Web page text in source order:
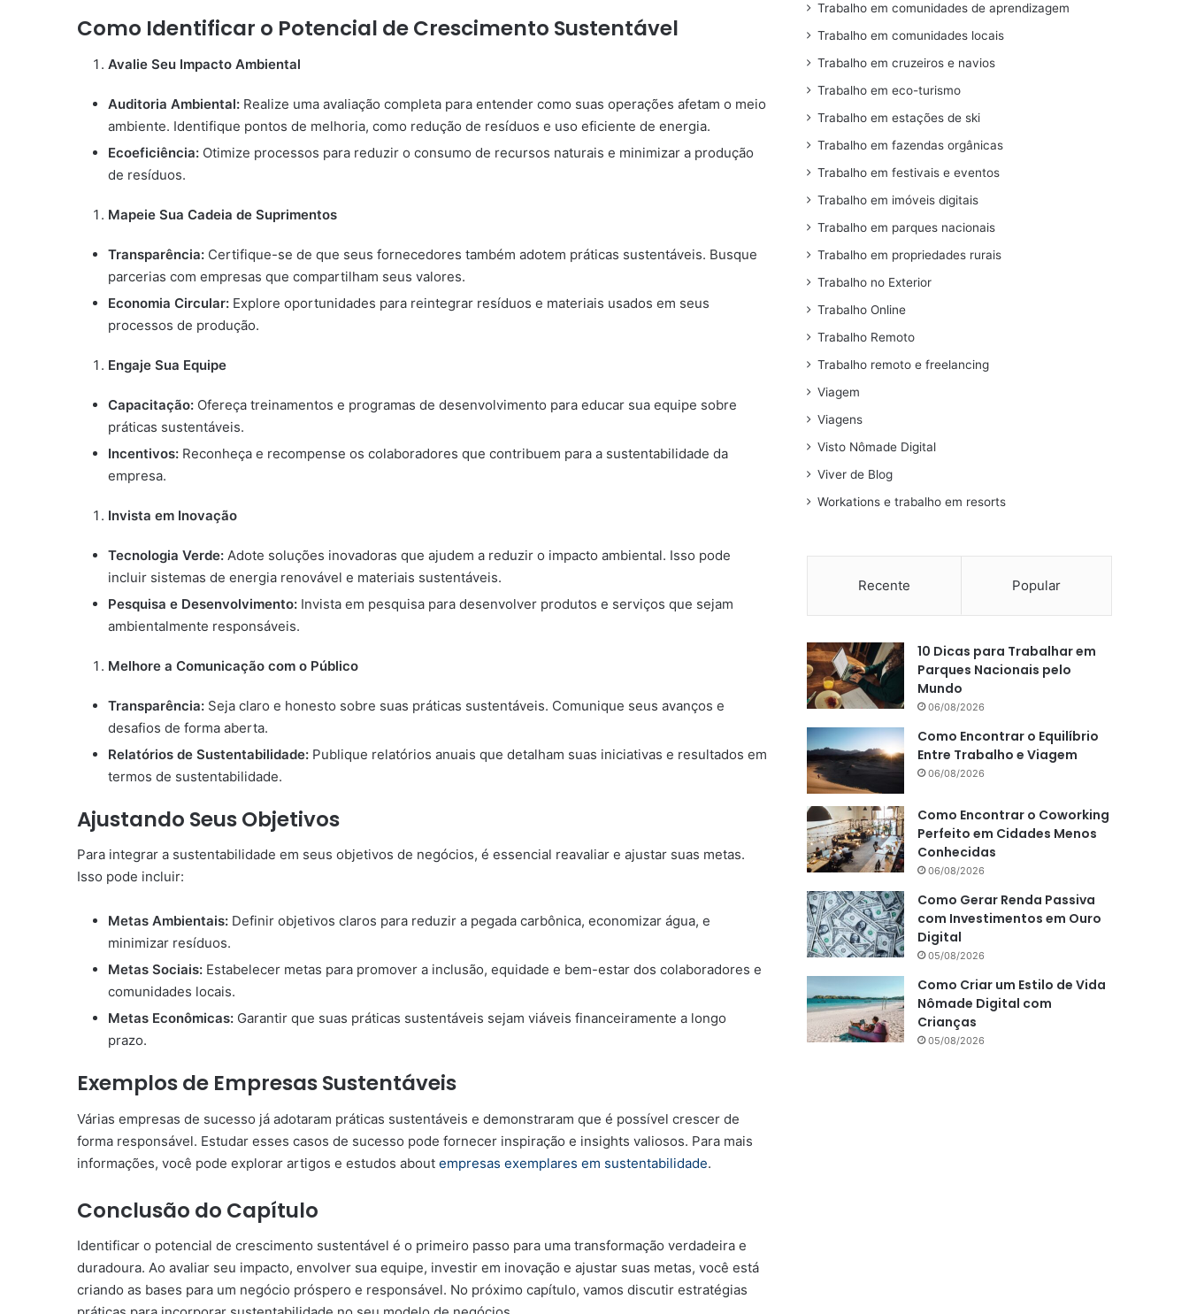
Como Identificar o Potencial de Crescimento Sustentável
Avalie Seu Impacto Ambiental
Auditoria Ambiental: Realize uma avaliação completa para entender como suas operações afetam o meio
ambiente. Identifique pontos de melhoria, como redução de resíduos e uso eficiente de energia.
Ecoeficiência: Otimize processos para reduzir o consumo de recursos naturais e minimizar a produção
de resíduos.
Mapeie Sua Cadeia de Suprimentos
Transparência: Certifique-se de que seus fornecedores também adotem práticas sustentáveis. Busque
parcerias com empresas que compartilham seus valores.
Economia Circular: Explore oportunidades para reintegrar resíduos e materiais usados em seus
processos de produção.
Engaje Sua Equipe
Capacitação: Ofereça treinamentos e programas de desenvolvimento para educar sua equipe sobre
práticas sustentáveis.
Incentivos: Reconheça e recompense os colaboradores que contribuem para a sustentabilidade da
empresa.
Invista em Inovação
Tecnologia Verde: Adote soluções inovadoras que ajudem a reduzir o impacto ambiental. Isso pode
incluir sistemas de energia renovável e materiais sustentáveis.
Pesquisa e Desenvolvimento: Invista em pesquisa para desenvolver produtos e serviços que sejam
ambientalmente responsáveis.
Melhore a Comunicação com o Público
Transparência: Seja claro e honesto sobre suas práticas sustentáveis. Comunique seus avanços e
desafios de forma aberta.
Relatórios de Sustentabilidade: Publique relatórios anuais que detalham suas iniciativas e resultados em
termos de sustentabilidade.
Ajustando Seus Objetivos
Para integrar a sustentabilidade em seus objetivos de negócios, é essencial reavaliar e ajustar suas metas.
Isso pode incluir:
Metas Ambientais: Definir objetivos claros para reduzir a pegada carbônica, economizar água, e
minimizar resíduos.
Metas Sociais: Estabelecer metas para promover a inclusão, equidade e bem-estar dos colaboradores e
comunidades locais.
Metas Econômicas: Garantir que suas práticas sustentáveis sejam viáveis financeiramente a longo
prazo.
Exemplos de Empresas Sustentáveis
Várias empresas de sucesso já adotaram práticas sustentáveis e demonstraram que é possível crescer de
forma responsável. Estudar esses casos de sucesso pode fornecer inspiração e insights valiosos. Para mais
informações, você pode explorar artigos e estudos about empresas exemplares em sustentabilidade.
Conclusão do Capítulo
Identificar o potencial de crescimento sustentável é o primeiro passo para uma transformação verdadeira e
duradoura. Ao avaliar seu impacto, envolver sua equipe, investir em inovação e ajustar suas metas, você está
criando as bases para um negócio próspero e responsável. No próximo capítulo, vamos discutir estratégias
Trabalho em comunidades de aprendizagem
Trabalho em comunidades locais
Trabalho em cruzeiros e navios
Trabalho em eco-turismo
Trabalho em estações de ski
Trabalho em fazendas orgânicas
Trabalho em festivais e eventos
Trabalho em imóveis digitais
Trabalho em parques nacionais
Trabalho em propriedades rurais
Trabalho no Exterior
Trabalho Online
Trabalho Remoto
Trabalho remoto e freelancing
Viagem
Viagens
Visto Nômade Digital
Viver de Blog
Workations e trabalho em resorts
Recente Popular
10 Dicas para Trabalhar em
Parques Nacionais pelo
Mundo
06/08/2026
Como Encontrar o Equilíbrio
Entre Trabalho e Viagem
06/08/2026
Como Encontrar o Coworking
Perfeito em Cidades Menos
Conhecidas
06/08/2026
Como Gerar Renda Passiva
com Investimentos em Ouro
Digital
05/08/2026
Como Criar um Estilo de Vida
Nômade Digital com
Crianças
05/08/2026